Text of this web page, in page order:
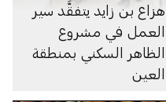
هزاع بن زايد يتفقَّد سير
العمل في مشروع
الظاهر السكني بمنطقة
العين